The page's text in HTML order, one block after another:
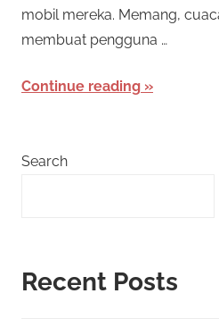
mobil mereka. Memang,
membuat pengguna …
Continue reading
Search
Recent Posts